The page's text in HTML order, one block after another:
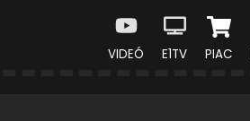
VIDEÓ E1TV PIAC